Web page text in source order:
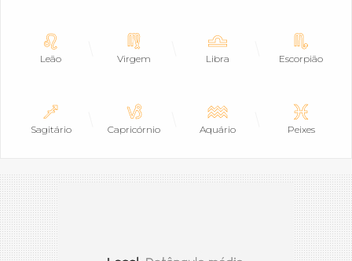
Leão Virgem Libra Escorpião
Sagitário Capricórnio Aquário Peixes